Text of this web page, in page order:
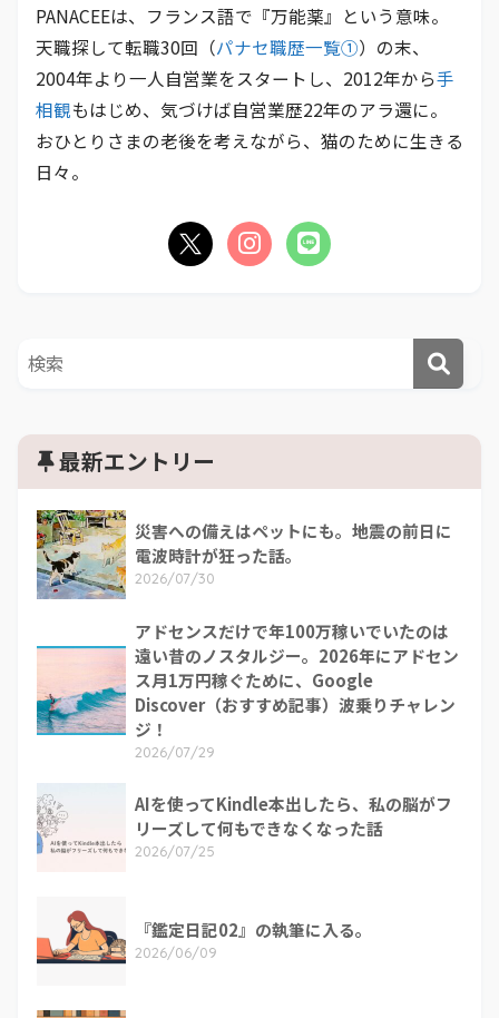
PANACEEは、フランス語で『万能薬』という意味。
天職探して転職30回（パナセ職歴一覧①）の末、
2004年より一人自営業をスタートし、2012年から手
相観もはじめ、気づけば自営業歴22年のアラ還に。
おひとりさまの老後を考えながら、猫のために生きる
日々。
最新エントリー
災害への備えはペットにも。地震の前日に
電波時計が狂った話。
2026/07/30
アドセンスだけで年100万稼いでいたのは
遠い昔のノスタルジー。2026年にアドセン
ス月1万円稼ぐために、Google
Discover（おすすめ記事）波乗りチャレン
ジ！
2026/07/29
AIを使ってKindle本出したら、私の脳がフ
リーズして何もできなくなった話
2026/07/25
『鑑定日記02』の執筆に入る。
2026/06/09